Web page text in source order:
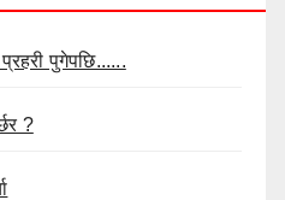
पुगेपछि......
?